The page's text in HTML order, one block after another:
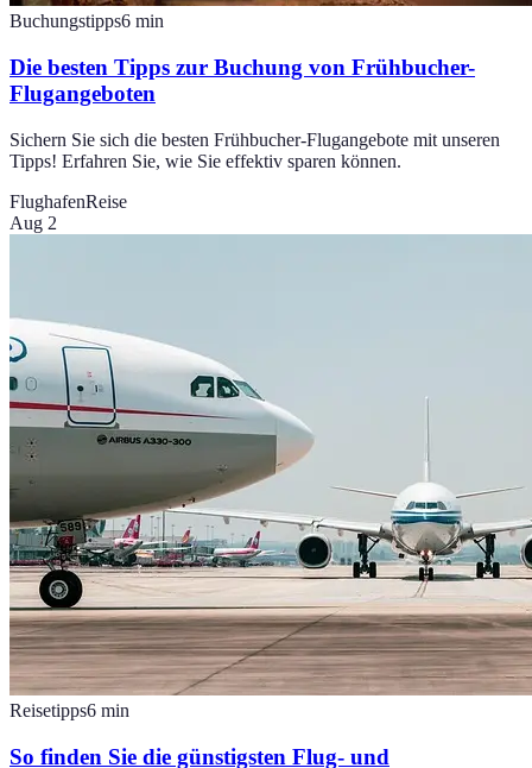
Buchungstipps6 min
Die besten Tipps zur Buchung von Frühbucher-
Flugangeboten
Sichern Sie sich die besten Frühbucher-Flugangebote mit unseren
Tipps! Erfahren Sie, wie Sie effektiv sparen können.
FlughafenReise
Aug 2
Reisetipps6 min
So finden Sie die günstigsten Flug- und